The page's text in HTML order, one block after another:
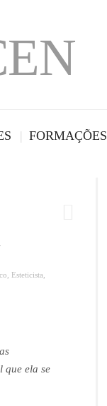
FORMAÇÕES
Esteticista
que ela se